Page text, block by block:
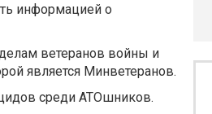
информацией о
ветеранов войны и
является Минветеранов.
среди АТОшников.